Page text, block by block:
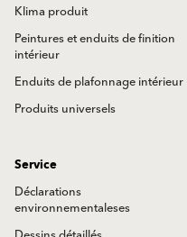
Klima produit
Peintures et enduits de finition
intérieur
Enduits de plafonnage intérieur
Produits universels
Service
Déclarations
environnementaleses